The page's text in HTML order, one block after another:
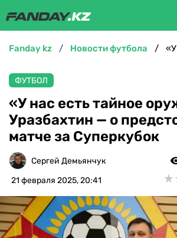
БОКС
ММА
ТЕННИС
ХОККЕЙ
ФУТЗАЛ
fanday kz новости футбола
ФУТБОЛ
«У нас есть тайное
Уразбахтин — о
матче за Суперкубок
Сергей Демьянчук
21 февраля 2025, 20:41
★
★